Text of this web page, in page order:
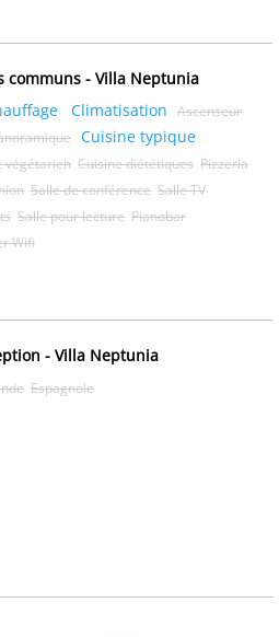
communs - Villa Neptunia
Climatisation
Ascenseur
Cuisine typique
végétarien Cuisine diététiques Pizzeria
Salle de conférence Salle TV
Salle pour lecture Pianobar
Wifi
- Villa Neptunia
Espagnole